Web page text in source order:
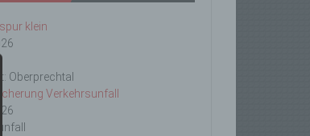
klein
Oberprechtal
Verkehrsunfall